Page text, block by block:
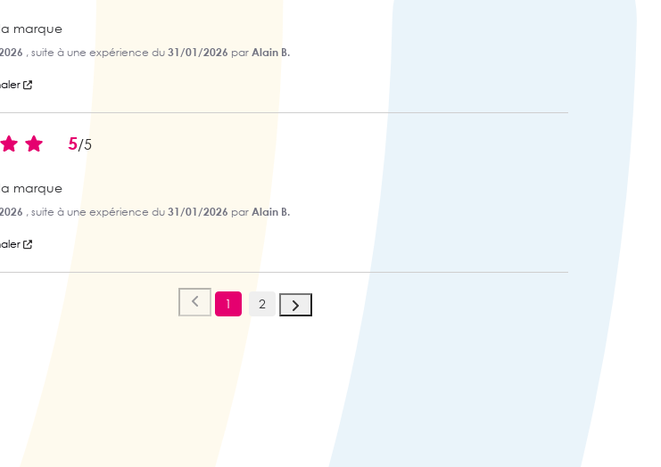
marque
, suite à une expérience du 31/01/2026 par Alain B.
5/5
marque
, suite à une expérience du 31/01/2026 par Alain B.
1 2